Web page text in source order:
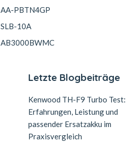
AA-PBTN4GP
SLB-10A
AB3000BWMC
Letzte Blogbeiträge
Kenwood TH-F9 Turbo Test:
Erfahrungen, Leistung und
passender Ersatzakku im
Praxisvergleich